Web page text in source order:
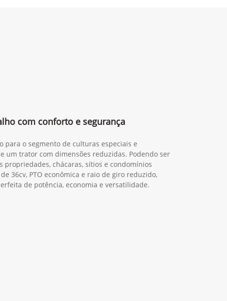
com conforto e segurança
para o segmento de culturas especiais e
um trator com dimensões reduzidas. Podendo ser
propriedades, chácaras, sítios e condomínios
36cv, PTO econômica e raio de giro reduzido,
de potência, economia e versatilidade.